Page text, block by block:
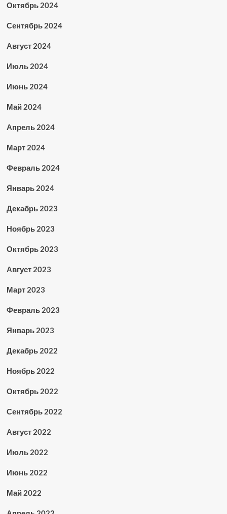
Октябрь 2024
Сентябрь 2024
Август 2024
Июль 2024
Июнь 2024
Май 2024
Апрель 2024
Март 2024
Февраль 2024
Январь 2024
Декабрь 2023
Ноябрь 2023
Октябрь 2023
Август 2023
Март 2023
Февраль 2023
Январь 2023
Декабрь 2022
Ноябрь 2022
Октябрь 2022
Сентябрь 2022
Август 2022
Июль 2022
Июнь 2022
Май 2022